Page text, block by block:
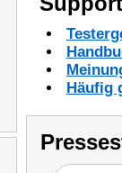
Häufig